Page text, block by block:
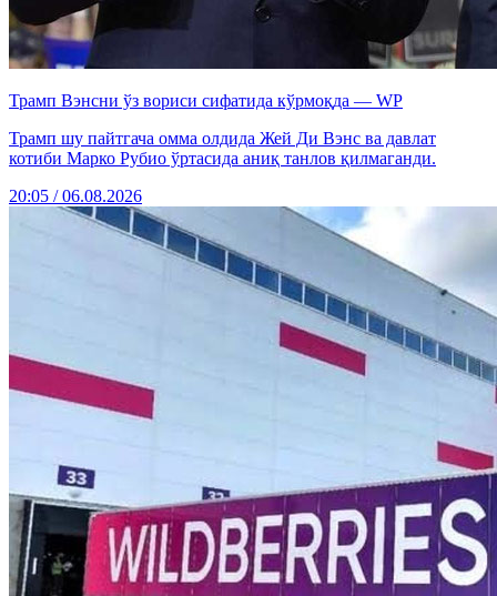
Трамп Вэнсни ўз вориси сифатида кўрмоқда — WP
Трамп шу пайтгача омма олдида Жей Ди Вэнс ва давлат
котиби Марко Рубио ўртасида аниқ танлов қилмаганди.
20:05 / 06.08.2026